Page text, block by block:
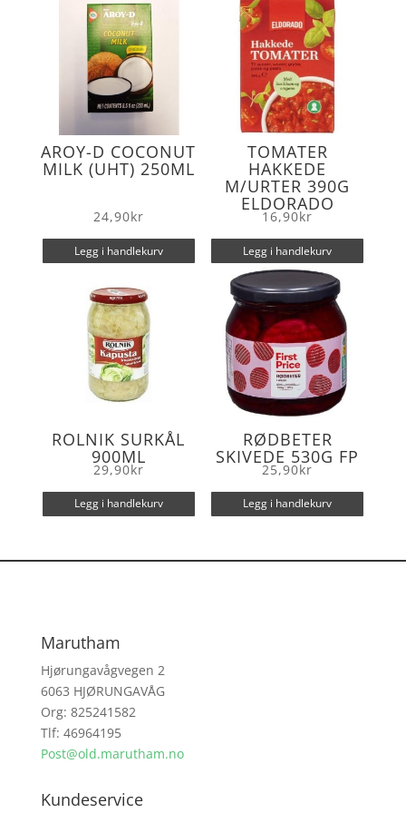
AROY-D COCONUT
MILK (UHT) 250ML
24,90kr
Legg i handlekurv
TOMATER
HAKKEDE
M/URTER 390G
ELDORADO
16,90kr
Legg i handlekurv
ROLNIK SURKÅL
900ML
29,90kr
Legg i handlekurv
RØDBETER
SKIVEDE 530G FP
25,90kr
Legg i handlekurv
Marutham
Hjørungavågvegen 2
6063 HJØRUNGAVÅG
Org: 825241582
Tlf: 46964195
Post@old.marutham.no
Kundeservice